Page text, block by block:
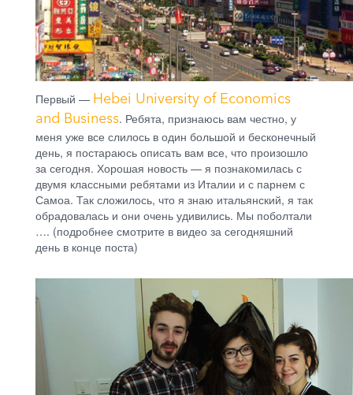
Первый — Hebei University of Economics
and Business. Ребята, признаюсь вам честно, у
меня уже все слилось в один большой и бесконечный
день, я постараюсь описать вам все, что произошло
за сегодня. Хорошая новость — я познакомилась с
двумя классными ребятами из Италии и с парнем с
Самоа. Так сложилось, что я знаю итальянский, я так
обрадовалась и они очень удивились. Мы поболтали
…. (подробнее смотрите в видео за сегодняшний
день в конце поста)